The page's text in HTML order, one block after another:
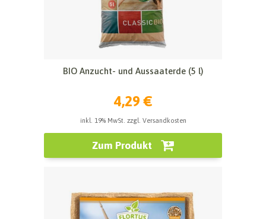
BIO Anzucht- und Aussaaterde (5 l)
4,29 €
inkl. 19% MwSt. zzgl. Versandkosten
Zum Produkt